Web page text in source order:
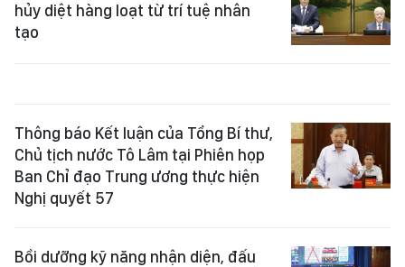
hủy diệt hàng loạt từ trí tuệ nhân
tạo
Thông báo Kết luận của Tổng Bí thư,
Chủ tịch nước Tô Lâm tại Phiên họp
Ban Chỉ đạo Trung ương thực hiện
Nghị quyết 57
Bồi dưỡng kỹ năng nhận diện, đấu